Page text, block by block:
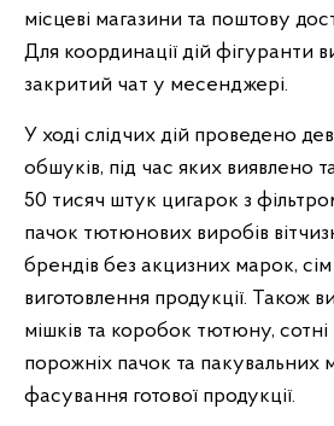
місцеві магазини та поштову
Для координації дій фігуранти
закритий чат у месенджері.
У ході слідчих дій проведено
обшуків, під час яких виявлено
50 тисяч штук цигарок з
пачок тютюнових виробів
брендів без акцизних марок, сім
виготовлення продукції. Також
мішків та коробок тютюну, сотні
порожніх пачок та пакувальних
фасування готової продукції.